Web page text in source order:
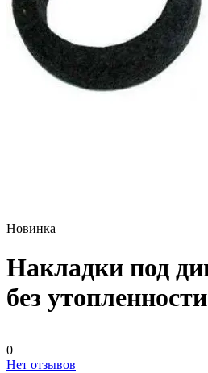
Новинка
Накладки под
без утопленности
0
Нет отзывов